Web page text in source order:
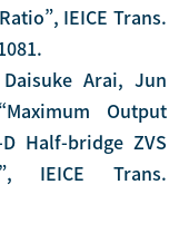
IEICE Trans.
Arai, Jun
Output
Half-bridge ZVS
IEICE Trans.